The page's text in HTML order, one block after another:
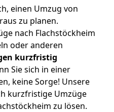
einen Umzug von
zu planen.
nach Flachstöckheim
oder anderen
kurzfristig
Sie sich in einer
keine Sorge! Unsere
kurzfristige Umzüge
zu lösen.